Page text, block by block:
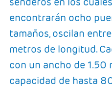
encontrarán ocho
tamaños, oscilan
metros de longitud.
con un ancho de 1.50
capacidad de hasta